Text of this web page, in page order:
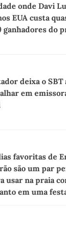
onde Davi
EUA custa
ganhadores do
deixa o SBT
em
favoritas de
são um par
usar na praia
em uma